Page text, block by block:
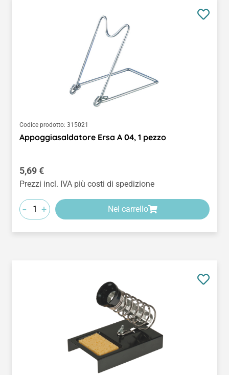
Codice prodotto: 315021
Appoggiasaldatore Ersa A 04, 1 pezzo
Prezzo normale:
5,69 €
Prezzi incl. IVA più costi di spedizione
- + Nel carrello